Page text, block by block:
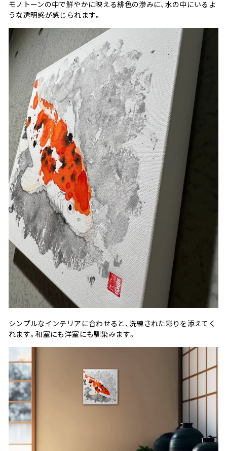
モノトーンの中で鮮やかに映える緋色の滲みに、水の中にいるよ
うな透明感が感じられます。
シンプルなインテリアに合わせると、洗練された彩りを添えてく
れます。和室にも洋室にも馴染みます。